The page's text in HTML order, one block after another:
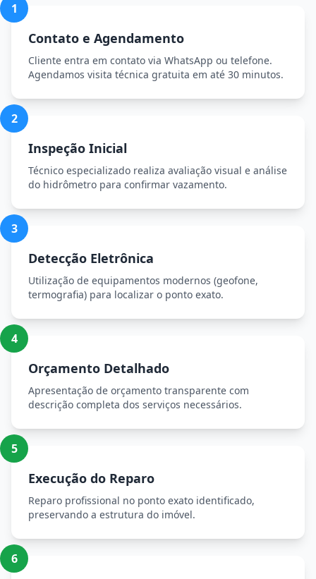
1
Contato e Agendamento
Cliente entra em contato via WhatsApp ou telefone.
Agendamos visita técnica gratuita em até 30 minutos.
2
Inspeção Inicial
Técnico especializado realiza avaliação visual e análise
do hidrômetro para confirmar vazamento.
3
Detecção Eletrônica
Utilização de equipamentos modernos (geofone,
termografia) para localizar o ponto exato.
4
Orçamento Detalhado
Apresentação de orçamento transparente com
descrição completa dos serviços necessários.
5
Execução do Reparo
Reparo profissional no ponto exato identificado,
preservando a estrutura do imóvel.
6